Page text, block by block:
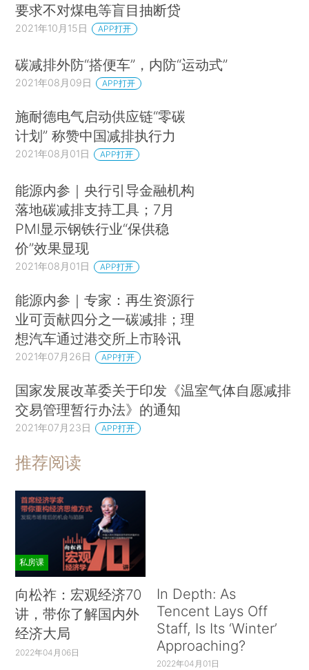
要求不对煤电等盲目抽断贷
2021年10月15日 APP打开
碳减排外防“搭便车”，内防“运动式”
2021年08月09日 APP打开
施耐德电气启动供应链“零碳
计划” 称赞中国减排执行力
2021年08月01日 APP打开
能源内参｜央行引导金融机构
落地碳减排支持工具；7月
PMI显示钢铁行业“保供稳
价”效果显现
2021年08月01日 APP打开
能源内参｜专家：再生资源行
业可贡献四分之一碳减排；理
想汽车通过港交所上市聆讯
2021年07月26日 APP打开
国家发展改革委关于印发《温室气体自愿减排
交易管理暂行办法》的通知
2021年07月23日 APP打开
推荐阅读
私房课
向松祚：宏观经济70
讲，带你了解国内外
经济大局
2022年04月06日
In Depth: As
Tencent Lays Off
Staff, Is Its ‘Winter’
Approaching?
2022年04月01日